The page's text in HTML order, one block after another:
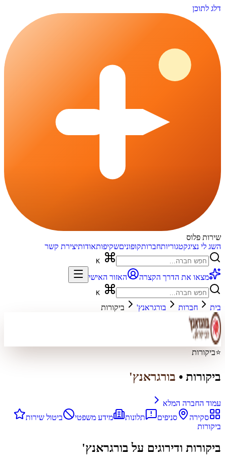
דלג לתוכן
שירות פלוס
השג לי נציגקטגוריותחברותקופוניםשקיפותאודותיצירת קשר
מצאו את הדרך הקצרה האזור האישי
בית חברות בורגראנץ' ביקורות
⭐ביקורות
ביקורות • בורגראנץ'
עמוד החברה המלא
סקירה
סניפים תלונות מידע משפטי
ביטול שירות
ביקורות
ביקורות ודירוגים על בורגראנץ'